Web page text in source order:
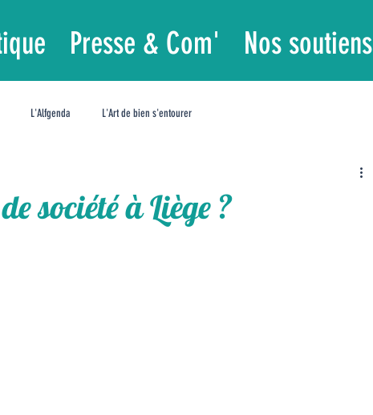
Presse & Com' Nos soutiens
L'Alfgenda L'Art de bien s'entourer
société à Liège ?